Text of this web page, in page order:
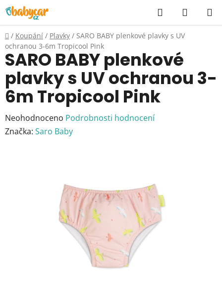
Přejít
na
obsah
Hledat
KOŠÍK
Domů
/ Koupání / Plavky / SARO BABY plenkové plavky s UV
ochranou 3-6m Tropicool Pink
SARO BABY plenkové
plavky s UV ochranou 3-
6m Tropicool Pink
Průměrné
hodnocení
Neohodnoceno Podrobnosti hodnocení
Značka: Saro Baby